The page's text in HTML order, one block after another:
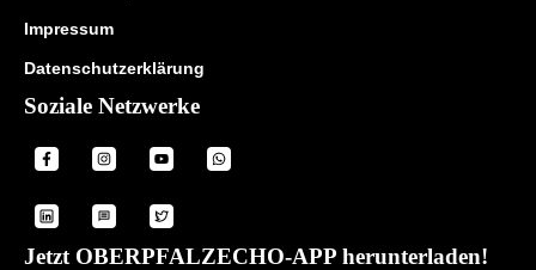
Impressum
Datenschutzerklärung
Soziale Netzwerke
Jetzt OBERPFALZECHO-APP herunterladen!